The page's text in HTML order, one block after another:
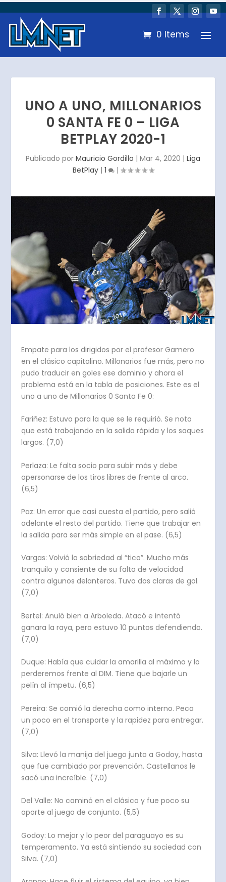
0 Items
UNO A UNO, MILLONARIOS
0 SANTA FE 0 – LIGA
BETPLAY 2020-1
Publicado por Mauricio Gordillo | Mar 4, 2020 | Liga
BetPlay| 1 |
Empate para los dirigidos por el profesor Gamero
en el clásico capitalino. Millonarios fue más, pero no
pudo traducir en goles ese dominio y ahora el
problema está en la tabla de posiciones. Este es el
uno a uno de Millonarios 0 Santa Fe 0:
Fariñez: Estuvo para la que se le requirió. Se nota
que está trabajando en la salida rápida y los saques
largos. (7,0)
Perlaza: Le falta socio para subir más y debe
apersonarse de los tiros libres de frente al arco.
(6,5)
Paz: Un error que casi cuesta el partido, pero salió
adelante el resto del partido. Tiene que trabajar en
la salida para ser más simple en el pase. (6,5)
Vargas: Volvió la sobriedad al “tico”. Mucho más
tranquilo y consiente de su falta de velocidad
contra algunos delanteros. Tuvo dos claras de gol.
(7,0)
Bertel: Anuló bien a Arboleda. Atacó e intentó
ganara la raya, pero estuvo 10 puntos defendiendo.
(7,0)
Duque: Había que cuidar la amarilla al máximo y lo
perderemos frente al DIM. Tiene que bajarle un
pelín al ímpetu. (6,5)
Pereira: Se comió la derecha como interno. Peca
un poco en el transporte y la rapidez para entregar.
(7,0)
Silva: Llevó la manija del juego junto a Godoy, hasta
que fue cambiado por prevención. Castellanos le
sacó una increíble. (7,0)
Del Valle: No caminó en el clásico y fue poco su
aporte al juego de conjunto. (5,5)
Godoy: Lo mejor y lo peor del paraguayo es su
temperamento. Ya está sintiendo su sociedad con
Silva. (7,0)